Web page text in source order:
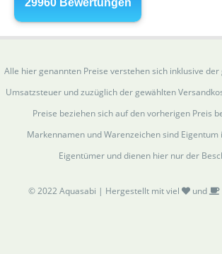
Alle hier genannten Preise verstehen sich inklusive
Umsatzsteuer und zuzüglich der gewählten
Preise beziehen sich auf den vorherigen Preis
Markennamen und Warenzeichen sind
Eigentümer und dienen hier nur der
© 2022 Aquasabi | Hergestellt mit viel und